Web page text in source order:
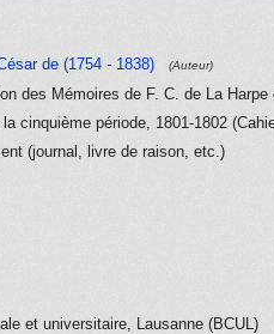
de (1754 - 1838) (Auteur)
des Mémoires de F. C. de La
cinquième période, 1801-1802
(journal, livre de raison, etc.)
et universitaire, Lausanne (BCUL)